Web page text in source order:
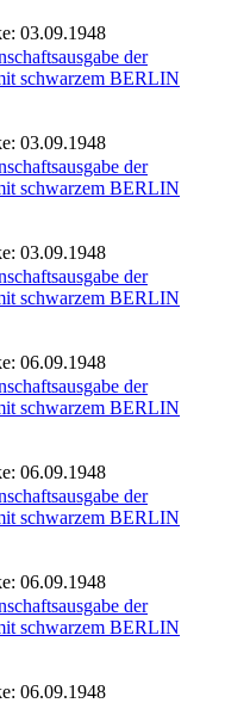
03.09.1948
der
schwarzem BERLIN
03.09.1948
der
schwarzem BERLIN
03.09.1948
der
schwarzem BERLIN
06.09.1948
der
schwarzem BERLIN
06.09.1948
der
schwarzem BERLIN
06.09.1948
der
schwarzem BERLIN
06.09.1948